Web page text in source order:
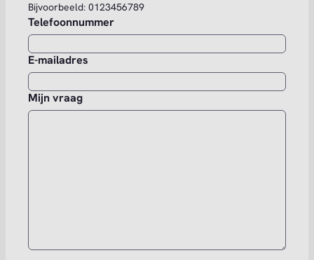
Bijvoorbeeld: 0123456789
Telefoonnummer
E-mailadres
Mijn vraag